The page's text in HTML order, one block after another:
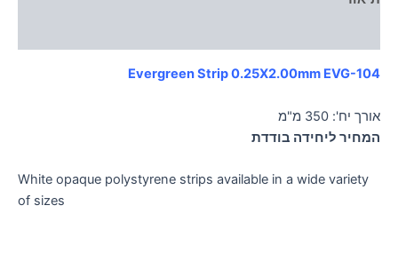
Evergreen Strip 0.25X2.00mm EVG-104
אורך יח': 350 מ"מ
המחיר ליחידה בודדת
White opaque polystyrene strips available in a wide variety
of sizes